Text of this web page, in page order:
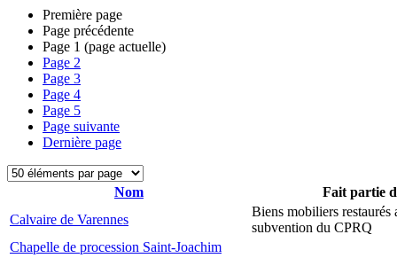
Première page
Page précédente
Page 1 (page actuelle)
Page 2
Page 3
Page 4
Page 5
Page suivante
Dernière page
Nom
Fait partie
Calvaire de Varennes
Biens mobiliers restaurés
subvention du CPRQ
Chapelle de procession Saint-Joachim